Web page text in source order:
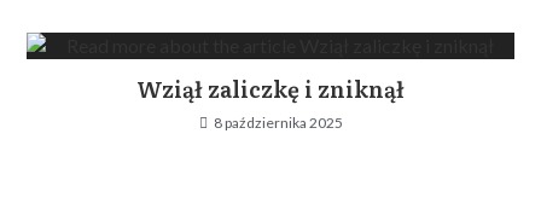
Wziął zaliczkę i zniknął
8 października 2025